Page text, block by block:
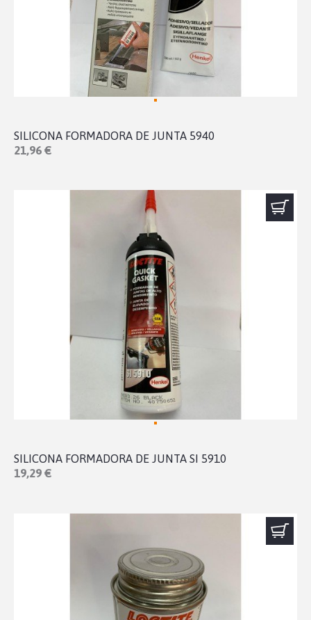
SILICONA FORMADORA DE JUNTA 5940
21,96 €
SILICONA FORMADORA DE JUNTA SI 5910
19,29 €